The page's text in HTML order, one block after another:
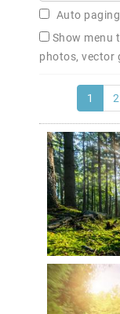
Auto paging
Show menu
photos, vector
1 2